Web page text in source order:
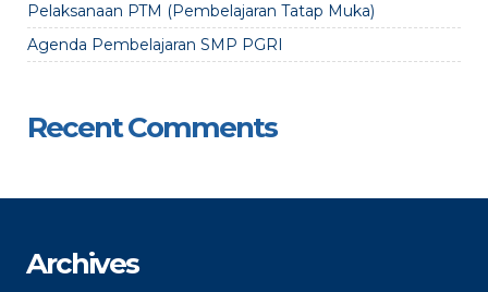
Pelaksanaan PTM (Pembelajaran Tatap Muka)
Agenda Pembelajaran SMP PGRI
Recent Comments
Archives